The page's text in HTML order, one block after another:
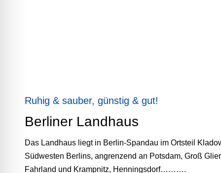
Ruhig & sauber, günstig & gut!
Berliner Landhaus
Das Landhaus liegt in Berlin-Spandau im Ortsteil
Südwesten Berlins, angrenzend an Potsdam, Groß
Fahrland und Krampnitz, Henningsdorf……….